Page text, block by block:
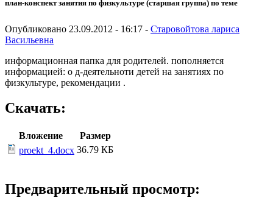
план-конспект занятия по физкультуре (старшая группа) по теме
Опубликовано 23.09.2012 - 16:17 - Старовойтова лариса
Васильевна
информационная папка для родителей. пополняется
информацией: о д-деятельноти детей на занятиях по
физкультуре, рекомендации .
Скачать:
Вложение
Размер
proekt_4.docx 36.79 КБ
Предварительный просмотр: